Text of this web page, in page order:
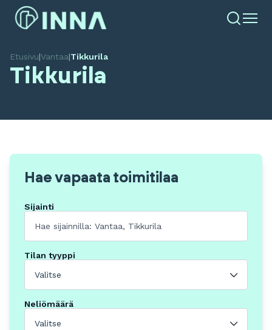
Etusivu|Vantaa|Tikkurila
Tikkurila
Hae vapaata toimitilaa
Sijainti
Tilan tyyppi
Valitse
Neliömäärä
Valitse